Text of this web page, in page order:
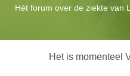
Hét forum over de ziekte van
Het is momenteel